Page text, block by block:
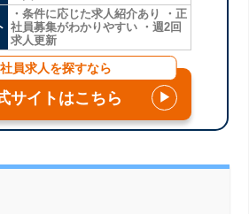
・条件に応じた求人紹介あり ・正
社員募集がわかりやすい ・週2回
求人更新
員求人を探すなら
サイトはこちら ▶